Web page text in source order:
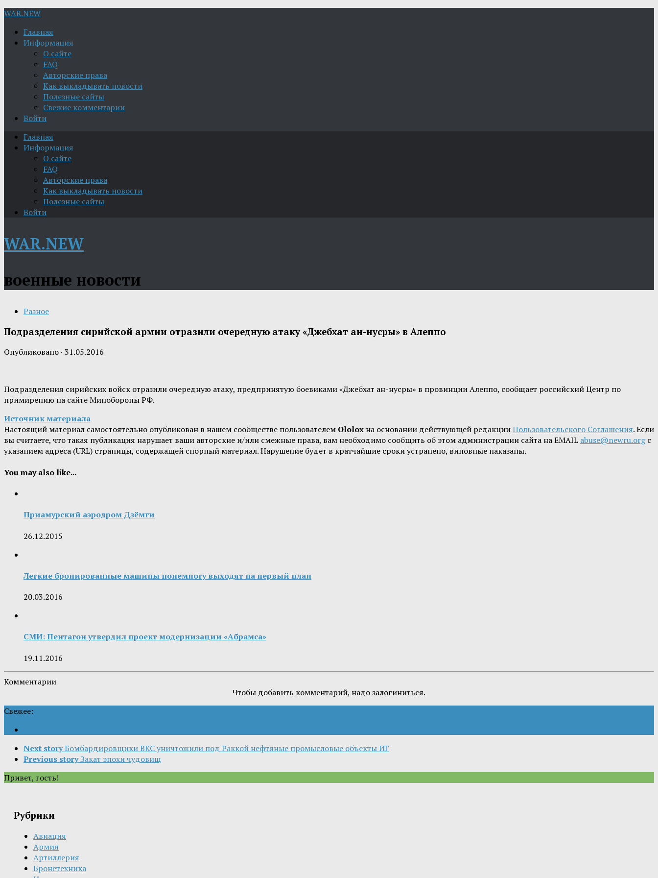
WAR.NEW
Главная
Информация
О сайте
FAQ
Авторские права
Как выкладывать новости
Полезные сайты
Свежие комментарии
Войти
Главная
Информация
О сайте
FAQ
Авторские права
Как выкладывать новости
Полезные сайты
Войти
WAR.NEW
военные новости
Разное
Подразделения сирийской армии отразили очередную атаку «Джебхат ан-нусры» в Алеппо
Опубликовано · 31.05.2016
Подразделения сирийских войск отразили очередную атаку, предпринятую боевиками «Джебхат ан-нусры» в провинции Алеппо, сообщает российский Центр по
примирению на сайте Минобороны РФ.
Источник материала
Настоящий материал самостоятельно опубликован в нашем сообществе пользователем Ololox на основании действующей редакцииПользовательского Соглашения. Если
вы считаете, что такая публикация нарушает ваши авторские и/или смежные права, вам необходимо сообщить об этом администрации сайта на EMAIL abuse@newru.orgс
указанием адреса (URL) страницы, содержащей спорный материал. Нарушение будет в кратчайшие сроки устранено, виновные наказаны.
You may also like...
Приамурский аэродром Дзёмги
26.12.2015
Легкие бронированные машины понемногу выходят на первый план
20.03.2016
СМИ: Пентагон утвердил проект модернизации «Абрамса»
19.11.2016
Комментарии
Чтобы добавить комментарий, надо залогиниться.
Свежее:
Next storyБомбардировщики ВКС уничтожили под Раккой нефтяные промысловые объекты ИГ
Previous storyЗакат эпохи чудовищ
Привет, гость!
Рубрики
Авиация
Армия
Артиллерия
Бронетехника